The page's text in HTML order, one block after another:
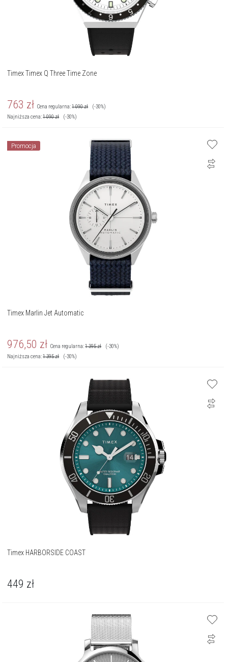
Timex Timex Q Three Time Zone
763 zł Cena regularna:1 090zł
(-30%)
Najniższa cena:1 090zł (-30%)
Promocja
Timex Marlin Jet Automatic
976,50 zł Cena regularna:1 395zł
(-30%)
Najniższa cena:1 395zł (-30%)
Timex HARBORSIDE COAST
449 zł